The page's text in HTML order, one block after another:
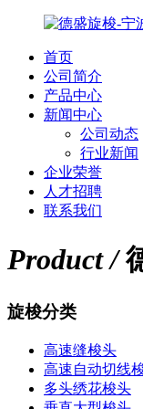
首页
公司简介
产品中心
新闻中心
公司动态
行业新闻
企业荣誉
人才招聘
联系我们
Product /
旋梭分类
高速缝梭头
高速自动切线
多头绣花梭头